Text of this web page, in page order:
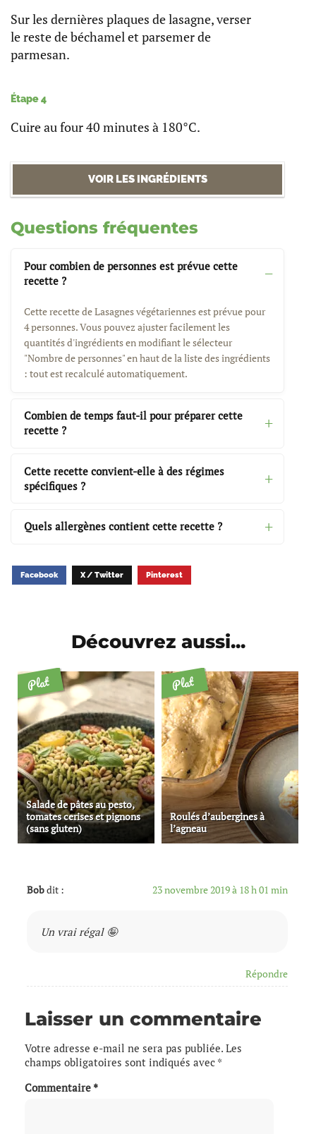
Sur les dernières plaques de lasagne, verser
le reste de béchamel et parsemer de
parmesan.
Étape 4
Cuire au four 40 minutes à 180°C.
VOIR LES INGRÉDIENTS
Questions fréquentes
Pour combien de personnes est prévue cette
recette ?
Cette recette de Lasagnes végétariennes est prévue pour
4 personnes. Vous pouvez ajuster facilement les
quantités d'ingrédients en modifiant le sélecteur
"Nombre de personnes" en haut de la liste des ingrédients
: tout est recalculé automatiquement.
Combien de temps faut-il pour préparer cette
recette ?
Cette recette convient-elle à des régimes
spécifiques ?
Quels allergènes contient cette recette ?
Facebook X / Twitter Pinterest
Découvrez aussi...
Plat
Salade de pâtes au pesto,
tomates cerises et pignons
(sans gluten)
Plat
Roulés d’aubergines à
l’agneau
Bobdit : 23 novembre 2019 à 18 h 01 min
Un vrai régal 🤪
Répondre
Laisser un commentaire
Votre adresse e-mail ne sera pas publiée. Les
champs obligatoires sont indiqués avec *
Commentaire *